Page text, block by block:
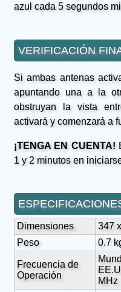
azul cada 5 segundos
VERIFICACIÓN
Si ambas antenas
apuntando una a la
obstruyan la vista
activará y comenzará a
¡TENGA EN CUENTA!
1 y 2 minutos en
Dimensiones
347
Peso
0.7
Frecuencia de
Operación
MHz